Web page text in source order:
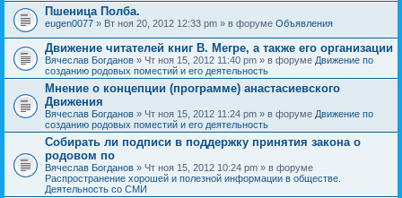
Пшеница Полба.
eugen0077 » Вт ноя 20, 2012 12:33 pm » в форуме Объявления
Движение читателей книг В. Мегре, а также его организации
Вячеслав Богданов » Чт ноя 15, 2012 11:40 pm » в форуме Движение по
созданию родовых поместий и его деятельность
Мнение о концепции (программе) анастасиевского
Движения
Вячеслав Богданов » Чт ноя 15, 2012 11:24 pm » в форуме Движение по
созданию родовых поместий и его деятельность
Собирать ли подписи в поддержку принятия закона о
родовом по
Вячеслав Богданов » Чт ноя 15, 2012 10:24 pm » в форуме
Распространение хорошей и полезной информации в обществе.
Деятельность со СМИ